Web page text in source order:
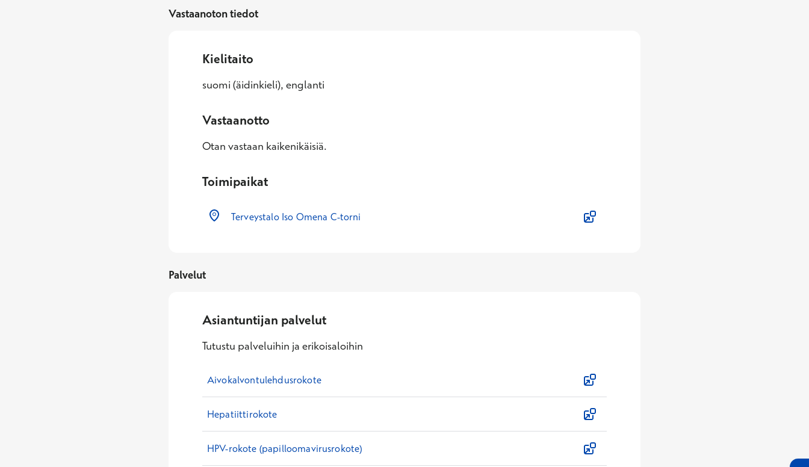
Vastaanoton tiedot
Kielitaito
suomi (äidinkieli), englanti
Vastaanotto
Otan vastaan kaikenikäisiä.
Toimipaikat
Terveystalo Iso Omena C-torni
Palvelut
Asiantuntijan palvelut
Tutustu palveluihin ja erikoisaloihin
Aivokalvontulehdusrokote
Hepatiittirokote
HPV-rokote (papilloomavirusrokote)